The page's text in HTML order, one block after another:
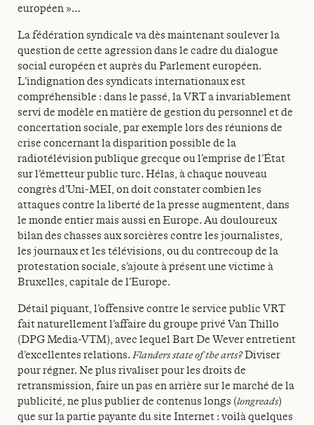
européen »…
La fédération syndicale va dès maintenant soulever la
question de cette agression dans le cadre du dialogue
social européen et auprès du Parlement européen.
L’indignation des syndicats internationaux est
compréhensible : dans le passé, la VRT a invariablement
servi de modèle en matière de gestion du personnel et de
concertation sociale, par exemple lors des réunions de
crise concernant la disparition possible de la
radiotélévision publique grecque ou l’emprise de l’État
sur l’émetteur public turc. Hélas, à chaque nouveau
congrès d’Uni-MEI, on doit constater combien les
attaques contre la liberté de la presse augmentent, dans
le monde entier mais aussi en Europe. Au douloureux
bilan des chasses aux sorcières contre les journalistes,
les journaux et les télévisions, ou du contrecoup de la
protestation sociale, s’ajoute à présent une victime à
Bruxelles, capitale de l’Europe.
Détail piquant, l’offensive contre le service public VRT
fait naturellement l’affaire du groupe privé Van Thillo
(DPG Media-VTM), avec lequel Bart De Wever entretient
d’excellentes relations.Flanders state of the arts?Diviser
pour régner. Ne plus rivaliser pour les droits de
retransmission, faire un pas en arrière sur le marché de la
publicité, ne plus publier de contenus longs (longreads)
que sur la partie payante du site Internet : voilà quelques